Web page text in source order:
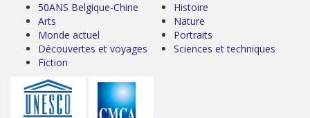
50ANS Belgique-Chine
Arts
Monde actuel
Découvertes et voyages
Fiction
Histoire
Nature
Portraits
Sciences et techniques